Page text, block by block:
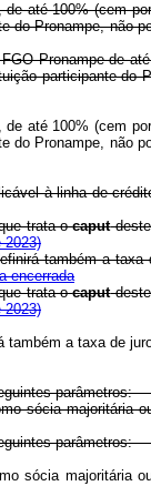
até 100% (cem
do Pronampe, não
Pronampe de
participante do
até 100% (cem
do Pronampe, não
à linha de
trata ocaputdeste
2023)
também a taxa
encerrada
trata ocaputdeste
2023)
também a taxa de
seguintes
sócia majoritária
seguintes
sócia majoritária